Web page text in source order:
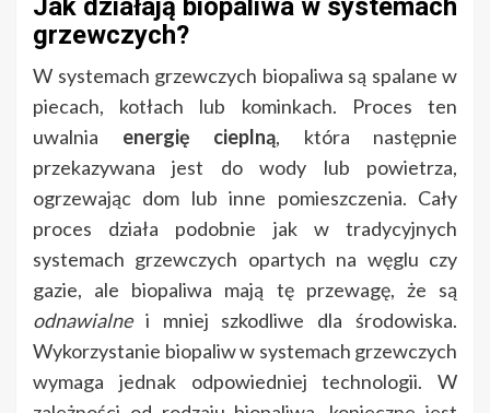
Jak działają biopaliwa w systemach
grzewczych?
W systemach grzewczych biopaliwa są spalane w
piecach, kotłach lub kominkach. Proces ten
uwalnia energię cieplną, która następnie
przekazywana jest do wody lub powietrza,
ogrzewając dom lub inne pomieszczenia. Cały
proces działa podobnie jak w tradycyjnych
systemach grzewczych opartych na węglu czy
gazie, ale biopaliwa mają tę przewagę, że są
odnawialnei mniej szkodliwe dla środowiska.
Wykorzystanie biopaliw w systemach grzewczych
wymaga jednak odpowiedniej technologii. W